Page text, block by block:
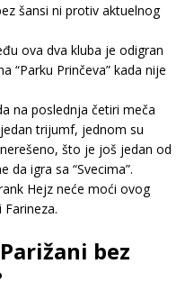
šansi ni protiv aktuelnog
ova dva kluba je odigran
“Parku Prinčeva” kada nije
na poslednja četiri meča
trijumf, jednom su
što je još jedan od
da igra sa “Svecima”.
Hejz neće moći ovog
bez